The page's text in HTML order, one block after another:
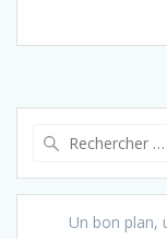
Un bon plan,